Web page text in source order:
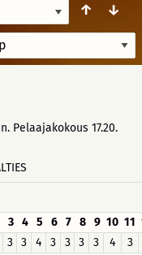
↑ ↓
Pelaajakokous 17.20.
3 4 5 6 7 8 9 10 11
3 3 4 3 3 3 3 4
3